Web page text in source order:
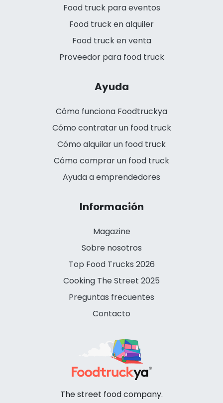
Food truck para eventos
Food truck en alquiler
Food truck en venta
Proveedor para food truck
Ayuda
Cómo funciona Foodtruckya
Cómo contratar un food truck
Cómo alquilar un food truck
Cómo comprar un food truck
Ayuda a emprendedores
Información
Magazine
Sobre nosotros
Top Food Trucks 2026
Cooking The Street 2025
Preguntas frecuentes
Contacto
The street food company.